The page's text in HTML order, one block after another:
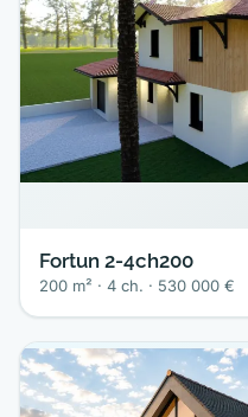
Fortun 2-4ch200
200 m² · 4 ch. · 530 000 €